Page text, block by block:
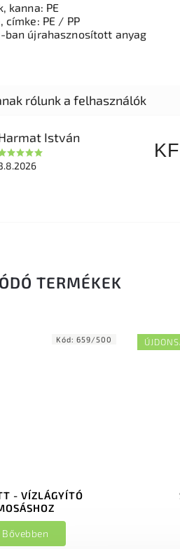
kanna: PE
címke: PE / PP
ban újrahasznosított anyag
István
KF
TERMÉKEK
- VÍZLÁGYÍTÓ
Bővebben
Kód: 659/500